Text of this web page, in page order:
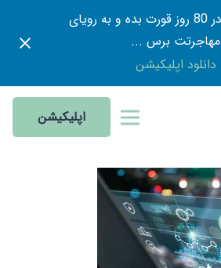
هر زبانی رو در 80 روز قورت بده و به رویای
مهاجرتت برس ...
دانلود اپلیکیشن
اپلیکیشن